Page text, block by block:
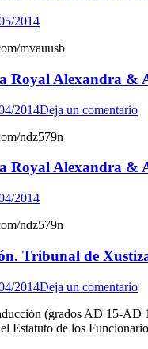
2014
mvauusb
Royal Alexandra &
2014Deja un comentario
ndz579n
Royal Alexandra &
2014
ndz579n
Tribunal de
2014Deja un comentario
(grados AD 15-AD
Estatuto de los